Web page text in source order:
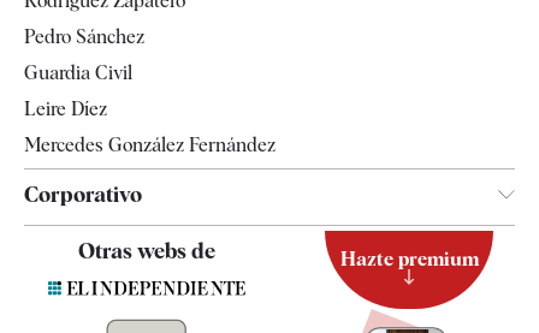
Televisión
Pedro Sánchez
Guardia Civil
Leire Díez
Mercedes González Fernández
Corporativo
Contacto
Otras webs de Hazte premium